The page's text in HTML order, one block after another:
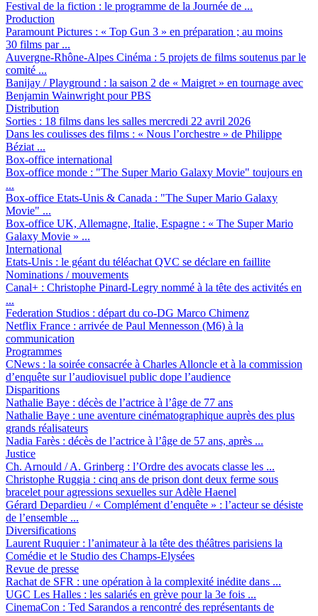
Festival de la fiction : le programme de la Journée de ...
Production
Paramount Pictures : « Top Gun 3 » en préparation ; au moins
30 films par ...
Auvergne-Rhône-Alpes Cinéma : 5 projets de films soutenus par le
comité ...
Banijay / Playground : la saison 2 de « Maigret » en tournage avec
Benjamin Wainwright pour PBS
Distribution
Sorties : 18 films dans les salles mercredi 22 avril 2026
Dans les coulisses des films : « Nous l’orchestre » de Philippe
Béziat ...
Box-office international
Box-office monde : "The Super Mario Galaxy Movie" toujours en
...
Box-office Etats-Unis & Canada : "The Super Mario Galaxy
Movie" ...
Box-office UK, Allemagne, Italie, Espagne : « The Super Mario
Galaxy Movie » ...
International
Etats-Unis : le géant du téléachat QVC se déclare en faillite
Nominations / mouvements
Canal+ : Christophe Pinard-Legry nommé à la tête des activités en
...
Federation Studios : départ du co-DG Marco Chimenz
Netflix France : arrivée de Paul Mennesson (M6) à la
communication
Programmes
CNews : la soirée consacrée à Charles Alloncle et à la commission
d’enquête sur l’audiovisuel public dope l’audience
Disparitions
Nathalie Baye : décès de l’actrice à l’âge de 77 ans
Nathalie Baye : une aventure cinématographique auprès des plus
grands réalisateurs
Nadia Farès : décès de l’actrice à l’âge de 57 ans, après ...
Justice
Ch. Arnould / A. Grinberg : l’Ordre des avocats classe les ...
Christophe Ruggia : cinq ans de prison dont deux ferme sous
bracelet pour agressions sexuelles sur Adèle Haenel
Gérard Depardieu / « Complément d’enquête » : l’acteur se désiste
de l’ensemble ...
Diversifications
Laurent Ruquier : l’animateur à la tête des théâtres parisiens la
Comédie et le Studio des Champs-Elysées
Revue de presse
Rachat de SFR : une opération à la complexité inédite dans ...
UGC Les Halles : les salariés en grève pour la 3e fois ...
CinemaCon : Ted Sarandos a rencontré des représentants de